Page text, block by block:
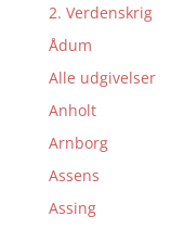
2. Verdenskrig
Ådum
Alle udgivelser
Anholt
Arnborg
Assens
Assing